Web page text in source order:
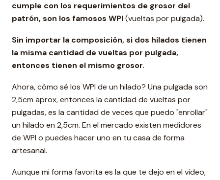
cumple con los requerimientos de grosor del
patrón, son los famosos WPI(vueltas por pulgada).
Sin importar la composición, si dos hilados tienen
la misma cantidad de vueltas por pulgada,
entonces tienen el mismo grosor.
Ahora, cómo sé los WPI de un hilado? Una pulgada son
2,5cm aprox, entonces la cantidad de vueltas por
pulgadas, es la cantidad de veces que puedo "enrollar"
un hilado en 2,5cm. En el mercado existen medidores
de WPI o puedes hacer uno en tu casa de forma
artesanal.
Aunque mi forma favorita es la que te dejo en el video,